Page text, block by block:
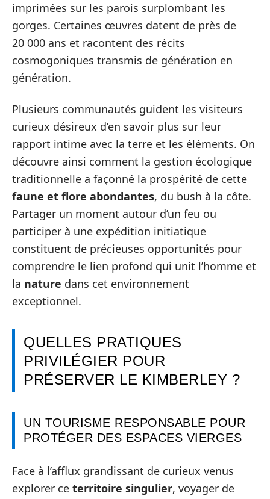
imprimées sur les parois surplombant les
gorges. Certaines œuvres datent de près de
20 000 ans et racontent des récits
cosmogoniques transmis de génération en
génération.
Plusieurs communautés guident les visiteurs
curieux désireux d’en savoir plus sur leur
rapport intime avec la terre et les éléments. On
découvre ainsi comment la gestion écologique
traditionnelle a façonné la prospérité de cette
faune et flore abondantes, du bush à la côte.
Partager un moment autour d’un feu ou
participer à une expédition initiatique
constituent de précieuses opportunités pour
comprendre le lien profond qui unit l’homme et
la nature dans cet environnement
exceptionnel.
QUELLES PRATIQUES
PRIVILÉGIER POUR
PRÉSERVER LE KIMBERLEY ?
UN TOURISME RESPONSABLE POUR
PROTÉGER DES ESPACES VIERGES
Face à l’afflux grandissant de curieux venus
explorer ce territoire singulier, voyager de